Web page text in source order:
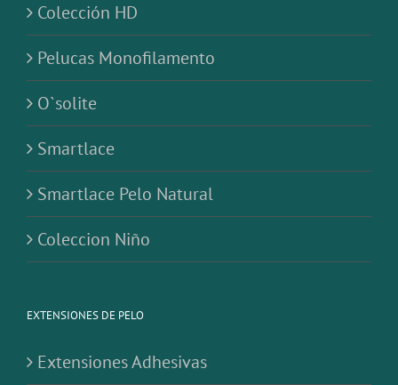
Colección HD
Pelucas Monofilamento
O`solite
Smartlace
Smartlace Pelo Natural
Coleccion Niño
EXTENSIONES DE PELO
Extensiones Adhesivas